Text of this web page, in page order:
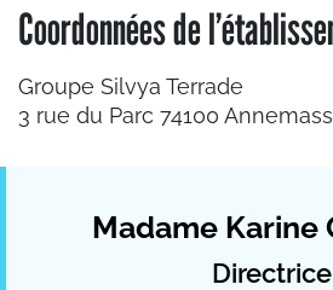
Coordonnées de
Groupe Silvya Terrade
3 rue du Parc 74100
Madame Karine
Directrice